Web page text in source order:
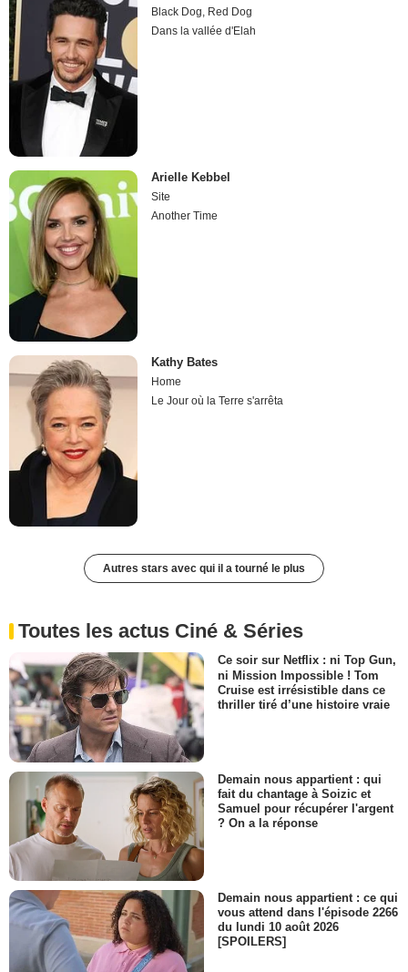
Black Dog, Red Dog
Dans la vallée d'Elah
Arielle Kebbel
Site
Another Time
Kathy Bates
Home
Le Jour où la Terre s'arrêta
Autres stars avec qui il a tourné le plus
Toutes les actus Ciné & Séries
Ce soir sur Netflix : ni Top Gun,
ni Mission Impossible ! Tom
Cruise est irrésistible dans ce
thriller tiré d’une histoire vraie
Demain nous appartient : qui
fait du chantage à Soizic et
Samuel pour récupérer l'argent
? On a la réponse
Demain nous appartient : ce qui
vous attend dans l'épisode 2266
du lundi 10 août 2026
[SPOILERS]